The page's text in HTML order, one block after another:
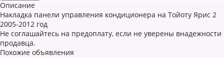
Описание
Накладка панели управления кондиционера на Тойоту Ярис 2
2005-2012 год
Не соглашайтесь на предоплату, если не уверены внадежности
продавца.
Похожие объявления